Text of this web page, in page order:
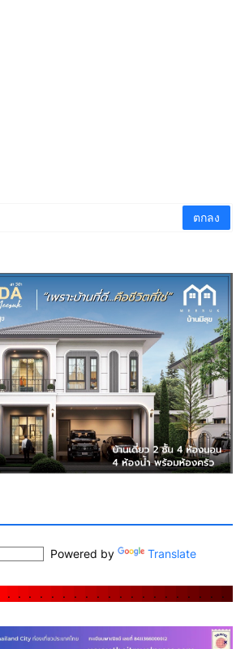
Powered by Translate
. . . . . . . . . . . . . . . . . . . .